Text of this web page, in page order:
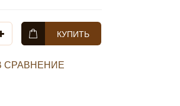
КУПИТЬ
СРАВНЕНИЕ